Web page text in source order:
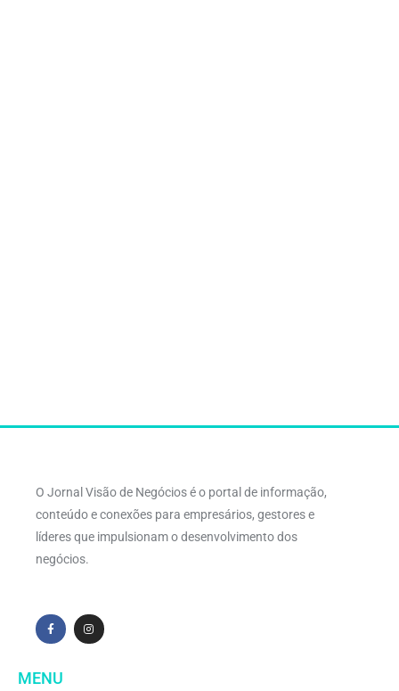
O Jornal Visão de Negócios é o portal de informação,
conteúdo e conexões para empresários, gestores e
líderes que impulsionam o desenvolvimento dos
negócios.
MENU